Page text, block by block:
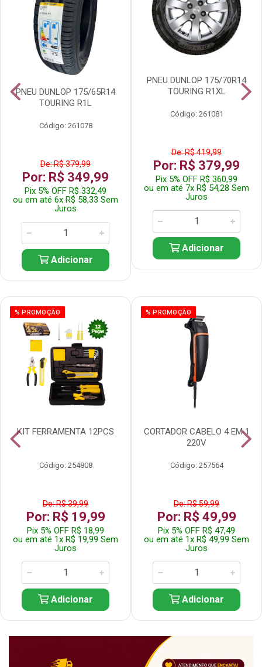
PNEU DUNLOP 175/65R14
TOURING R1L
Código: 261078
De: R$ 379,99
Por: R$ 349,99
Pix 5% OFF R$ 332,49
ou em até 6x R$ 58,33 Sem
Juros
Adicionar
PNEU DUNLOP 175/70R14
TOURING R1XL
Código: 261081
De: R$ 419,99
Por: R$ 379,99
Pix 5% OFF R$ 360,99
ou em até 7x R$ 54,28 Sem
Juros
Adicionar
% PROMOÇÃO
KIT FERRAMENTA 12PCS
Código: 254808
De: R$ 39,99
Por: R$ 19,99
Pix 5% OFF R$ 18,99
ou em até 1x R$ 19,99 Sem
Juros
Adicionar
% PROMOÇÃO
CORTADOR CABELO 4 EM 1
220V
Código: 257564
De: R$ 59,99
Por: R$ 49,99
Pix 5% OFF R$ 47,49
ou em até 1x R$ 49,99 Sem
Juros
Adicionar